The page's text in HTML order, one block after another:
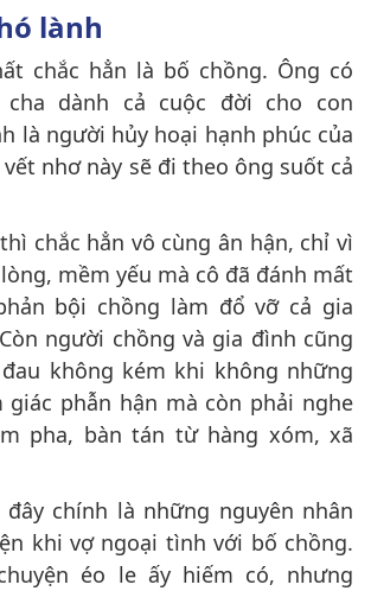
lành
chắc hẳn là bố chồng. Ông có
dành cả cuộc đời cho con
là người hủy hoại hạnh phúc của
nhơ này sẽ đi theo ông suốt cả
chắc hẳn vô cùng ân hận, chỉ vì
mềm yếu mà cô đã đánh mất
bội chồng làm đổ vỡ cả gia
người chồng và gia đình cũng
không kém khi không những
giác phẫn hận mà còn phải nghe
pha, bàn tán từ hàng xóm, xã
chính là những nguyên nhân
khi vợ ngoại tình với bố chồng.
éo le ấy hiếm có, nhưng